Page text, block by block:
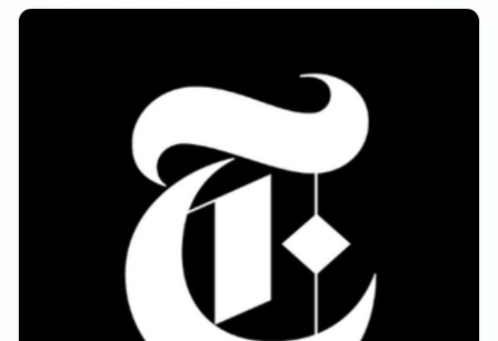
5 DE FEBRERO DE 2026
Alcanzó 367.4K seguidores
28 DE FEBRERO DE 2026
FOLLOWERS INCREASED: +326